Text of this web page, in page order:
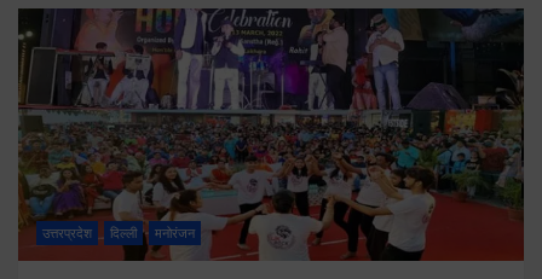
उत्तरप्रदेश दिल्ली मनोरंजन